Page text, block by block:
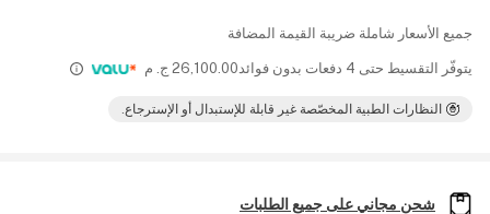
جميع الأسعار شاملة ضريبة القيمة المضافة
يتوفّر التقسيط حتى 4 دفعات بدون فوائد 26,100.00 ج. م
النظارات الطبية المخصّصة غير قابلة للإستبدال أو الإسترجاع.
شحن مجاني على جميع الطلبات